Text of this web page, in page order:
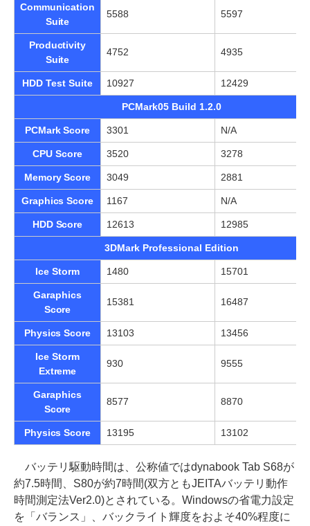
Communication
Suite
5588 5597
Productivity
Suite
4752 4935
HDD Test Suite 10927 12429
PCMark05 Build 1.2.0
PCMark Score 3301 N/A
CPU Score 3520 3278
Memory Score 3049 2881
Graphics Score 1167 N/A
HDD Score 12613 12985
3DMark Professional Edition
Ice Storm 1480 15701
Garaphics
Score
15381 16487
Physics Score 13103 13456
Ice Storm
Extreme
930 9555
Garaphics
Score
8577 8870
Physics Score 13195 13102
バッテリ駆動時間は、公称値ではdynabook Tab S68が
約7.5時間、S80が約7時間(双方ともJEITAバッテリ動作
時間測定法Ver2.0)とされている。Windowsの省電力設定
を「バランス」、バックライト輝度をおよそ40%程度に